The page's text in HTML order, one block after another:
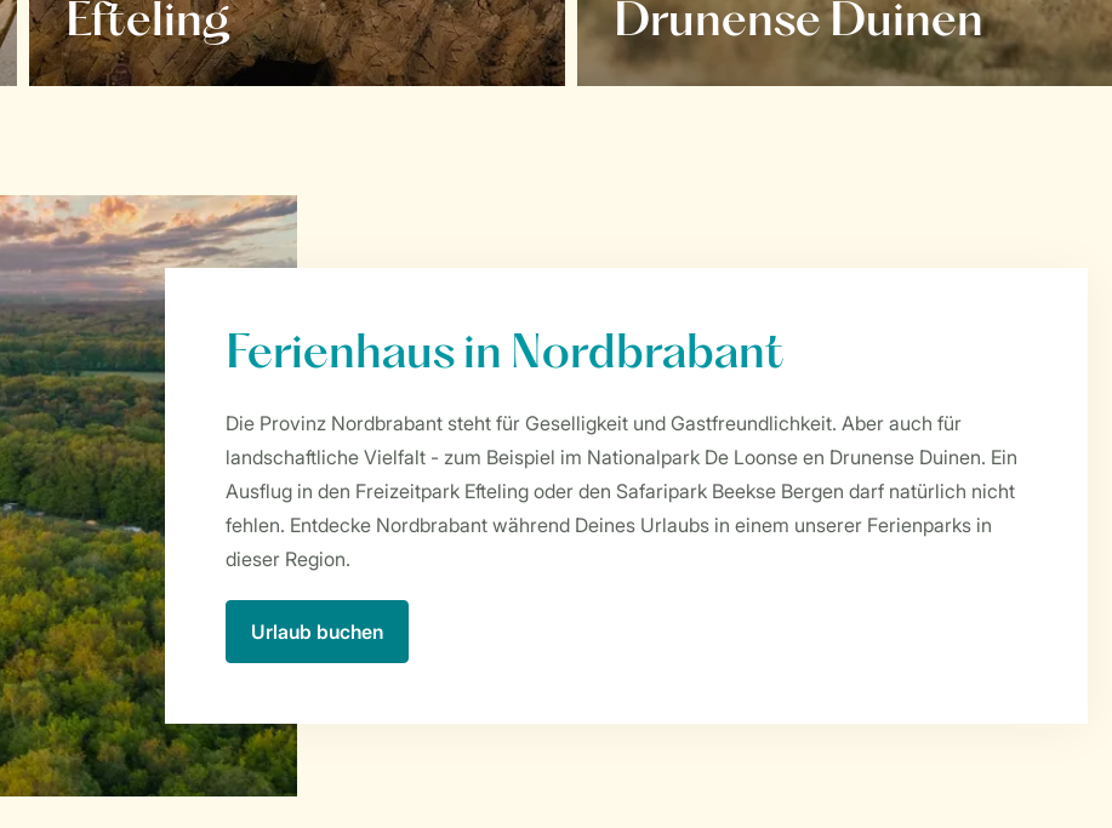
Efteling
Drunense Duinen
Ferienhaus in Nordbrabant
Die Provinz Nordbrabant steht für Geselligkeit und Gastfreundlichkeit. Aber auch für
landschaftliche Vielfalt - zum Beispiel im Nationalpark De Loonse en Drunense Duinen. Ein
Ausflug in den Freizeitpark Efteling oder den Safaripark Beekse Bergen darf natürlich nicht
fehlen. Entdecke Nordbrabant während Deines Urlaubs in einem unserer Ferienparks in
dieser Region.
Urlaub buchen